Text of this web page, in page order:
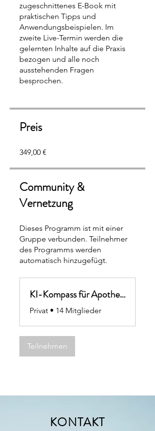
zugeschnittenes E-Book mit
praktischen Tipps und
Anwendungsbeispielen. Im
zweite Live-Termin werden die
gelernten Inhalte auf die Praxis
bezogen und alle noch
ausstehenden Fragen
besprochen.
Preis
349,00 €
Community &
Vernetzung
Dieses Programm ist mit einer
Gruppe verbunden. Teilnehmer
des Programms werden
automatisch hinzugefügt.
KI-Kompass für Apotheken
Privat • 14 Mitglieder
Teilnehmen
KONTAKT